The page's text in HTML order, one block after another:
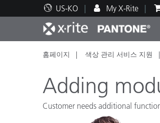
US-KO My X-Rite
주요 제품
인쇄 및 패키징
기술 지원
교육 리소스
홈페이지 색상 관리 서비스 지원
Adding
Customer needs additional